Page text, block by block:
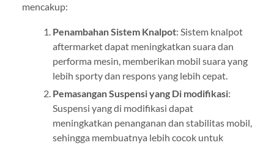
mencakup:
Penambahan Sistem Knalpot: Sistem knalpot
aftermarket dapat meningkatkan suara dan
performa mesin, memberikan mobil suara yang
lebih sporty dan respons yang lebih cepat.
Pemasangan Suspensi yang Di modifikasi:
Suspensi yang di modifikasi dapat
meningkatkan penanganan dan stabilitas mobil,
sehingga membuatnya lebih cocok untuk